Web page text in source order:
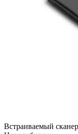
Встраиваемый